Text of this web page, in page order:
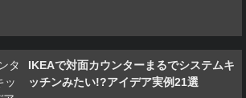
IKEAで対面カウンターまるでシステムキ
ッチンみたい!?アイデア実例21選